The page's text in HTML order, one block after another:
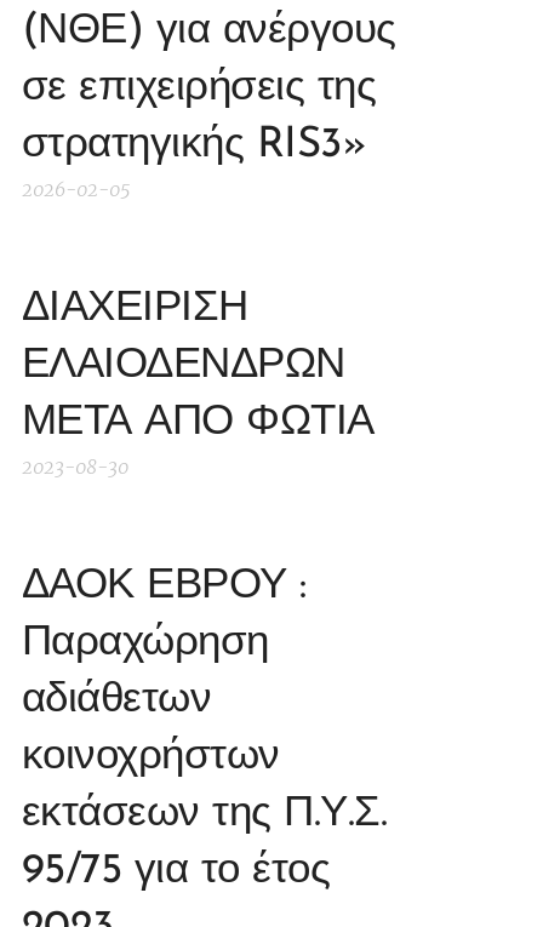
(ΝΘΕ) για ανέργους
σε επιχειρήσεις της
στρατηγικής RIS3»
2026-02-05
ΔΙΑΧΕΙΡΙΣΗ
ΕΛΑΙΟΔΕΝΔΡΩΝ
ΜΕΤΑ ΑΠΟ ΦΩΤΙΑ
2023-08-30
ΔΑΟΚ ΕΒΡΟΥ :
Παραχώρηση
αδιάθετων
κοινοχρήστων
εκτάσεων της Π.Υ.Σ.
95/75 για το έτος